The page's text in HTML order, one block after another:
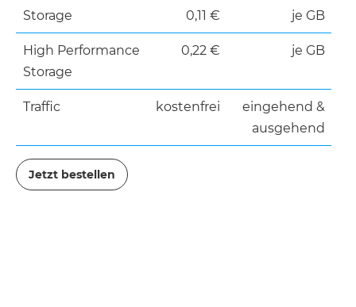
Storage 0,11 € je GB
High Performance
Storage
0,22 € je GB
Traffic kostenfrei
eingehend &
ausgehend
Jetzt bestellen